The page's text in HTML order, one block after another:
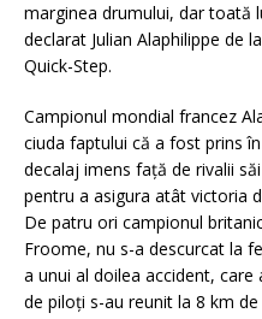
marginea drumului, dar toată
declarat Julian Alaphilippe de
Quick-Step.
Campionul mondial francez
ciuda faptului că a fost prins
decalaj imens față de rivalii
pentru a asigura atât victoria
De patru ori campionul
Froome, nu s-a descurcat la
a unui al doilea accident,
de piloți s-au reunit la 8 km